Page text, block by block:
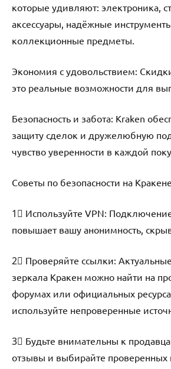
которые удивляют: электроника,
аксессуары, надёжные
коллекционные предметы.
Экономия с удовольствием:
это реальные возможности для
Безопасность и забота: Kraken
защиту сделок и дружелюбную
чувство уверенности в каждой
Советы по безопасности на
1⃣ Используйте VPN:
повышает вашу анонимность,
2⃣ Проверяйте ссылки:
зеркала Кракен можно найти на
форумах или официальных
используйте непроверенные
3⃣ Будьте внимательны к
отзывы и выбирайте проверенных